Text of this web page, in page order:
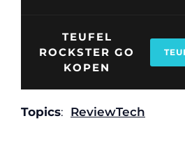
TEUFEL
ROCKSTER GO
KOPEN
Topics: ReviewTech